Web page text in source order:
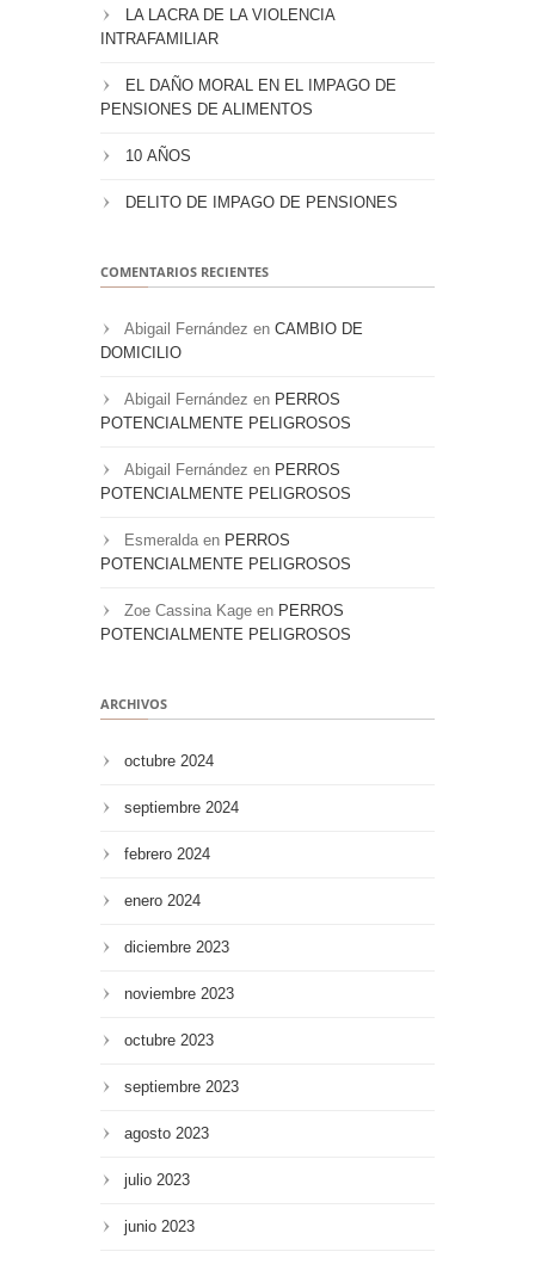
LA LACRA DE LA VIOLENCIA
INTRAFAMILIAR
EL DAÑO MORAL EN EL IMPAGO DE
PENSIONES DE ALIMENTOS
10 AÑOS
DELITO DE IMPAGO DE PENSIONES
COMENTARIOS RECIENTES
Abigail Fernández en CAMBIO DE
DOMICILIO
Abigail Fernández en PERROS
POTENCIALMENTE PELIGROSOS
Abigail Fernández en PERROS
POTENCIALMENTE PELIGROSOS
Esmeraldaen PERROS
POTENCIALMENTE PELIGROSOS
Zoe Cassina Kage en PERROS
POTENCIALMENTE PELIGROSOS
ARCHIVOS
octubre 2024
septiembre 2024
febrero 2024
enero 2024
diciembre 2023
noviembre 2023
octubre 2023
septiembre 2023
agosto 2023
julio 2023
junio 2023